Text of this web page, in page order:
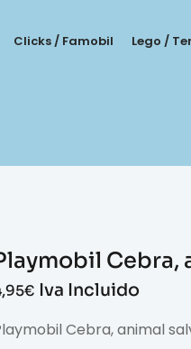
Clicks / Famobil Lego /
Cebra,
€ Iva Incluido
Cebra, animal